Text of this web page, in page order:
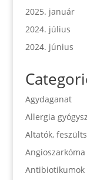
2025. január
2024. július
2024. június
Agydaganat
Allergia
Altatók,
Angioszarkóma
Antibiotikumok